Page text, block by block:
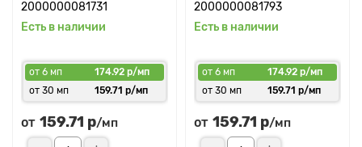
2000000081731
Есть в наличии
от 6 мп
174.92 р/мп
от 30 мп
159.71 р/мп
от 159.71 р/мп
2000000081793
Есть в наличии
от 6 мп
174.92 р/мп
от 30 мп
159.71 р/мп
от 159.71 р/мп